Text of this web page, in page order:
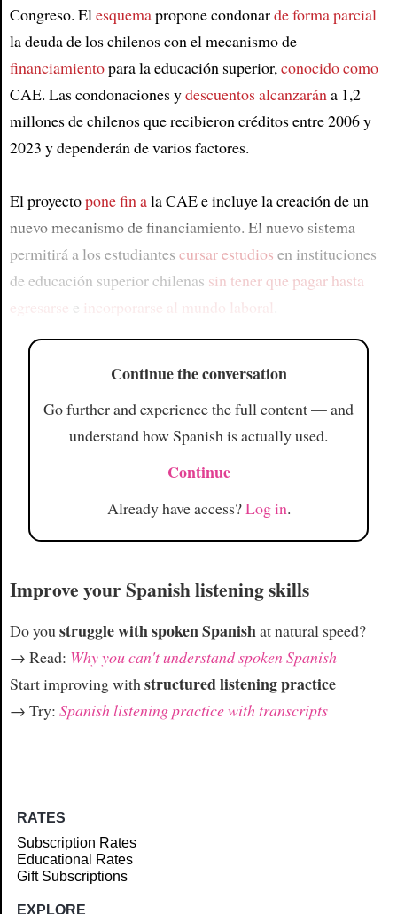
Article
Congreso. El esquemapropone condonarde forma parcial
la deuda de los chilenos con el mecanismo de
financiamientopara la educación superior, conocido como
CAE. Las condonaciones ydescuentos alcanzarán a 1,2
millones de chilenos que recibieron créditos entre 2006 y
2023 y dependerán de varios factores.
El proyectopone fin ala CAE e incluye la creación de un
nuevo mecanismo de financiamiento. El nuevo sistema
permitirá a los estudiantes cursar estudios en instituciones
de educación superior chilenas sin tener que pagar hasta
egresarse
e incorporarse al mundo laboral
Continue the conversation
Go further and experience the full content — and
understand how Spanish is actually used.
Continue
Already have access?Log in.
Improve your Spanish listening skills
Do youstruggle with spoken Spanishat natural speed?
→ Read: Why you can't understand spoken Spanish
Start improving withstructured listening practice
→ Try: Spanish listening practice with transcripts
RATES
Subscription Rates
Educational Rates
Gift Subscriptions
EXPLORE